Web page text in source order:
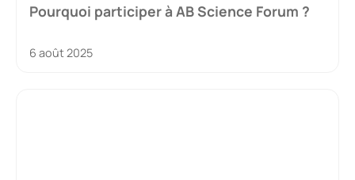
Pourquoi participer à AB Science Forum ?
6 août 2025